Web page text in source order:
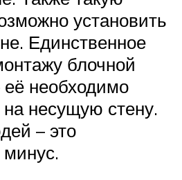
установить
Единственное
блочной
необходимо
на несущую стену.
– это